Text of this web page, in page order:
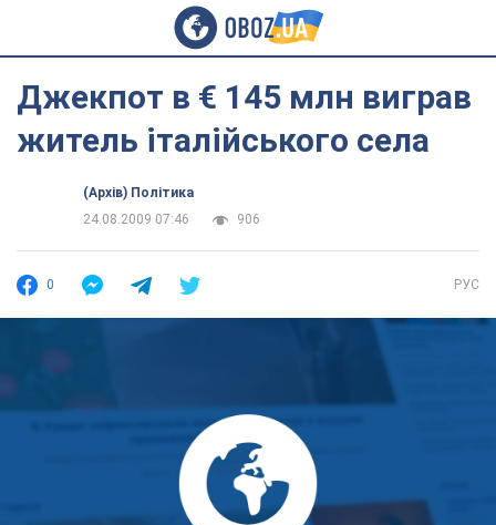
Джекпот в € 145 млн виграв
житель італійського села
(Архів) Політика
24.08.2009 07:46
906
0 РУС